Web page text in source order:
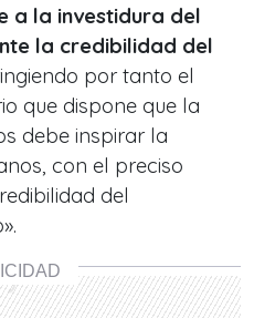
a la investidura del
la credibilidad del
por tanto el
que dispone que la
debe inspirar la
con el preciso
del